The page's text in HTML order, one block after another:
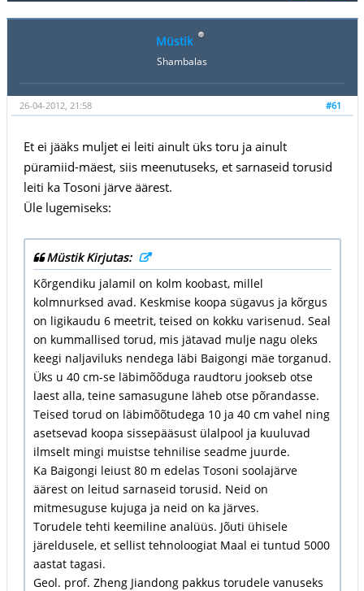
Müstik
Shambalas
#61
26-04-2012, 21:58
Et ei jääks muljet ei leiti ainult üks toru ja ainult
püramiid-mäest, siis meenutuseks, et sarnaseid torusid
leiti ka Tosoni järve äärest.
Üle lugemiseks:
Müstik Kirjutas:
Kõrgendiku jalamil on kolm koobast, millel
kolmnurksed avad. Keskmise koopa sügavus ja kõrgus
on ligikaudu 6 meetrit, teised on kokku varisenud. Seal
on kummallised torud, mis jätavad mulje nagu oleks
keegi naljaviluks nendega läbi Baigongi mäe torganud.
Üks u 40 cm-se läbimõõduga raudtoru jookseb otse
laest alla, teine samasugune läheb otse põrandasse.
Teised torud on läbimõõtudega 10 ja 40 cm vahel ning
asetsevad koopa sissepääsust ülalpool ja kuuluvad
ilmselt mingi muistse tehnilise seadme juurde.
Ka Baigongi leiust 80 m edelas Tosoni soolajärve
äärest on leitud sarnaseid torusid. Neid on
mitmesuguse kujuga ja neid on ka järves.
Torudele tehti keemiline analüüs. Jõuti ühisele
järeldusele, et sellist tehnoloogiat Maal ei tuntud 5000
aastat tagasi.
Geol. prof. Zheng Jiandong pakkus torudele vanuseks